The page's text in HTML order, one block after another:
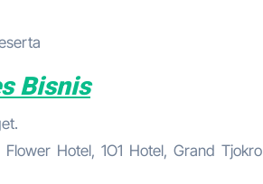
Bisnis
Hotel, 1O1 Hotel, Grand Tjokro